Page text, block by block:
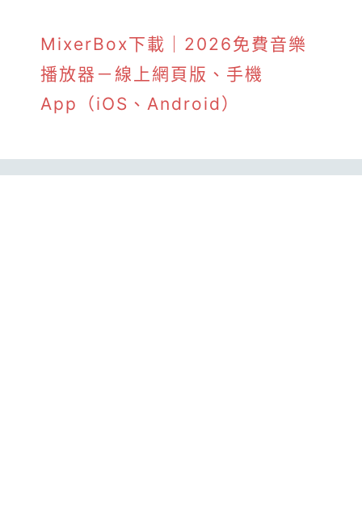
MixerBox下載｜2026免費音樂
播放器－線上網頁版、手機
App（iOS、Android）